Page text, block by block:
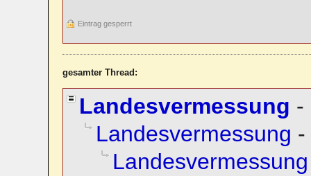
Eintrag gesperrt
gesamter Thread:
Landesvermessung -
Landesvermessung -
Landesvermessung